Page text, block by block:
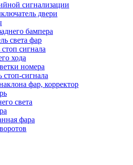
сигнализации
двери
бампера
света фар
сигнала
хода
номера
сигнала
фар, корректор
света
фара